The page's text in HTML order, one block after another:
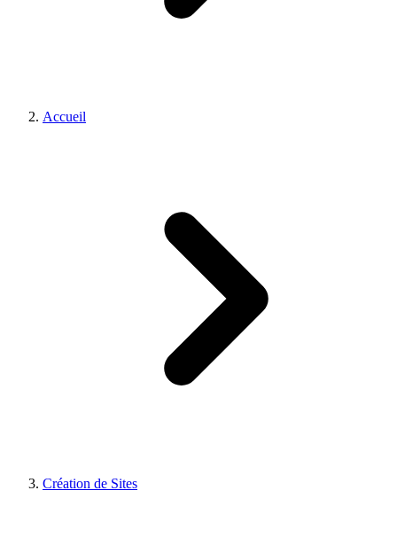
Accueil
Création de Sites